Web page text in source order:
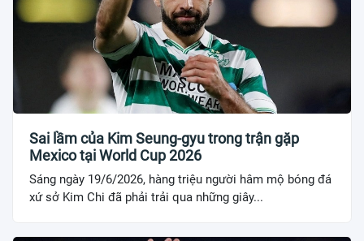
Sai lầm của Kim Seung-gyu trong trận gặp
Mexico tại World Cup 2026
Sáng ngày 19/6/2026, hàng triệu người hâm mộ bóng đá
xứ sở Kim Chi đã phải trải qua những giây...